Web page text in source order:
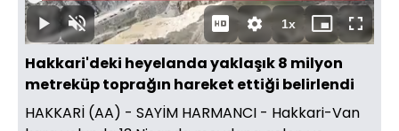
OynatSesi
Aç
Süre
2.37%
1xOynatma
Hızı
Mini
oynatıcı
Tam
Ekran
Hakkari'deki heyelanda yaklaşık 8 milyon
metreküp toprağın hareket ettiği belirlendi
HAKKARİ (AA) - SAYİM HARMANCI - Hakkari-Van